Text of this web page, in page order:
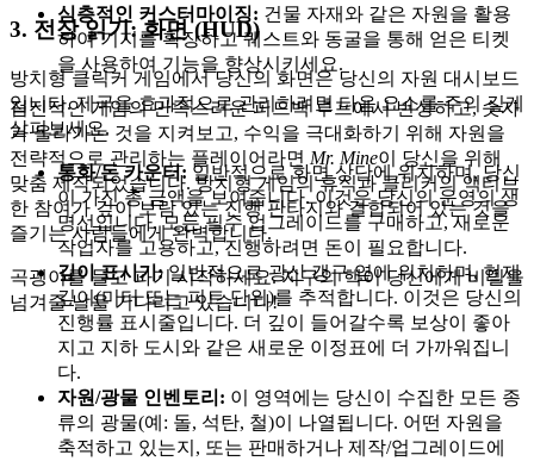
심층적인 커스터마이징: 건물 자재와 같은 자원을 활용
하여 기지를 확장하고 퀘스트와 동굴을 통해 얻은 티켓
을 사용하여 기능을 향상시키세요.
점진적인 게임의 만족스러운 피드백 루프에서 번성하고, 숫자
가 올라가는 것을 지켜보고, 수익을 극대화하기 위해 자원을
전략적으로 관리하는 플레이어라면 Mr. Mine이 당신을 위해
맞춤 제작되었습니다. 방치형 게임의 휴식과 클리커의 액티브
한 참여가 깊이 보람 있는 진행 판타지와 결합되어 있는 것을
즐기는 사람들에게 완벽합니다.
곡괭이를 들고 파기 시작하세요. 지구의 핵이 당신에게 비밀을
넘겨줄 날을 기다리고 있습니다!
3. 전장 읽기: 화면 (HUD)
방치형 클릭커 게임에서 당신의 화면은 당신의 자원 대시보드
입니다. 제국을 효과적으로 관리하려면 다음 요소를 주의 깊게
살펴보세요.
통화/돈 카운터: 일반적으로 화면 상단에 위치하며, 당신
이 가진 총 금액을 보여줍니다. 이것은 당신의 운영의 생
명선입니다. 모든 필수 업그레이드를 구매하고, 새로운
작업자를 고용하고, 진행하려면 돈이 필요합니다.
깊이 표시기:일반적으로 광산 갱구 옆에 위치하며, 현재
깊이(미터 또는 피트 단위)를 추적합니다. 이것은 당신의
진행률 표시줄입니다. 더 깊이 들어갈수록 보상이 좋아
지고 지하 도시와 같은 새로운 이정표에 더 가까워집니
다.
자원/광물 인벤토리: 이 영역에는 당신이 수집한 모든 종
류의 광물(예: 돌, 석탄, 철)이 나열됩니다. 어떤 자원을
축적하고 있는지, 또는 판매하거나 제작/업그레이드에